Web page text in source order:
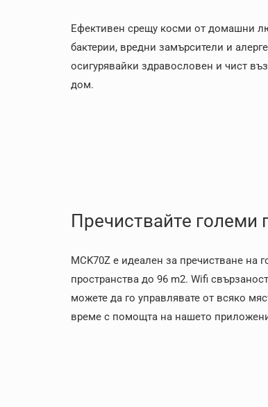
Ефективен срещу косми от домашни
бактерии, вредни замърсители и
осигурявайки здравословен и чист
дом.
Пречиствайте
MCK70Z е идеален за пречистване на
пространства до 96 m2. Wifi
можете да го управлявате от всяко
време с помощта на нашето